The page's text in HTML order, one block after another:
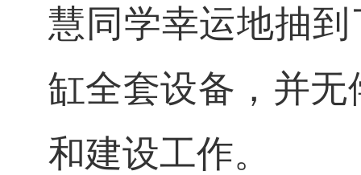
慧同学幸运地抽
缸全套设备，并
和建设工作。